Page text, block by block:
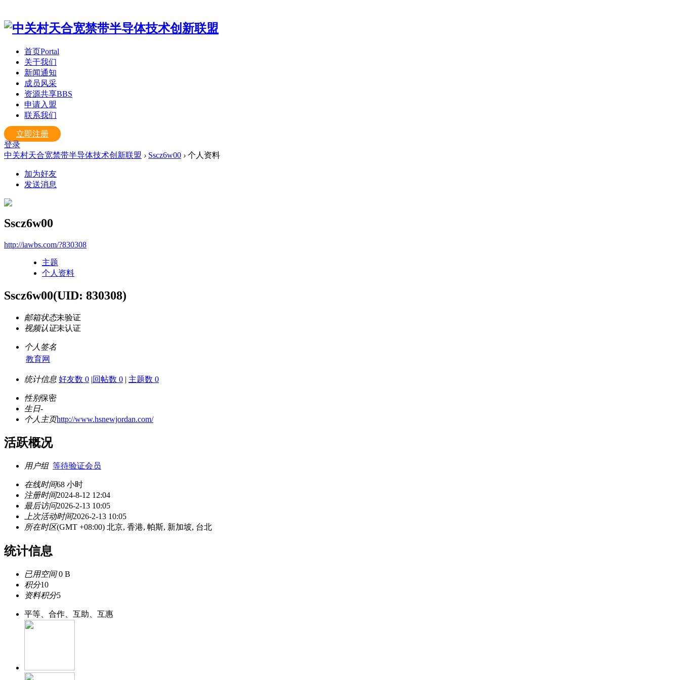
首页Portal
关于我们
新闻通知
成员风采
资源共享BBS
申请入盟
联系我们
立即注册
登录
中关村天合宽禁带半导体技术创新联盟 › Sscz6w00 › 个人资料
加为好友
发送消息
Sscz6w00
http://iawbs.com/?830308
主题
个人资料
Sscz6w00(UID: 830308)
邮箱状态未验证
视频认证未认证
个人签名
教育网
统计信息 好友数 0 |回帖数 0 | 主题数 0
性别保密
生日-
个人主页http://www.hsnewjordan.com/
活跃概况
用户组 等待验证会员
在线时间68 小时
注册时间2024-8-12 12:04
最后访问2026-2-13 10:05
上次活动时间2026-2-13 10:05
所在时区(GMT +08:00) 北京, 香港, 帕斯, 新加坡, 台北
统计信息
已用空间0 B
积分10
资料积分5
平等、合作、互助、互惠